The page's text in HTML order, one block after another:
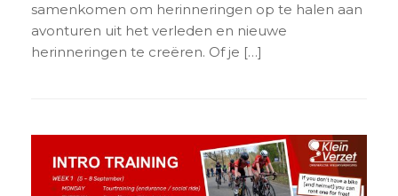
samenkomen om herinneringen op te halen aan
avonturen uit het verleden en nieuwe
herinneringen te creëren. Of je […]